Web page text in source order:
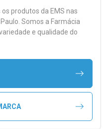
produtos da EMS nas
Somos a Farmácia
e qualidade do